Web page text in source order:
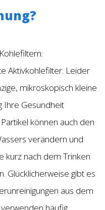
Aktivkohlefilter. Leider
mikroskopisch kleine
Ihre Gesundheit
können auch den
verändern und
kurz nach dem Trinken
Glücklicherweise gibt es
aus dem